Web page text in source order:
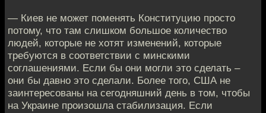
— Киев не может поменять Конституцию просто
потому, что там слишком большое количество
людей, которые не хотят изменений, которые
требуются в соответствии с минскими
соглашениями. Если бы они могли это сделать –
они бы давно это сделали. Более того, США не
заинтересованы на сегодняшний день в том, чтобы
на Украине произошла стабилизация. Если